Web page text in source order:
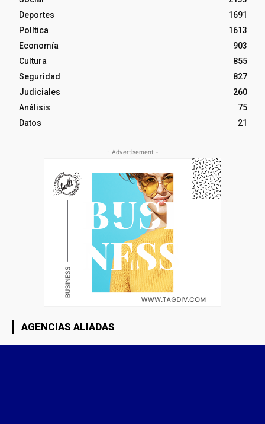
Deportes
1691
Política
1613
Economía
903
Cultura
855
Seguridad
827
Judiciales
260
Análisis
75
Datos
21
- Advertisement -
AGENCIAS ALIADAS